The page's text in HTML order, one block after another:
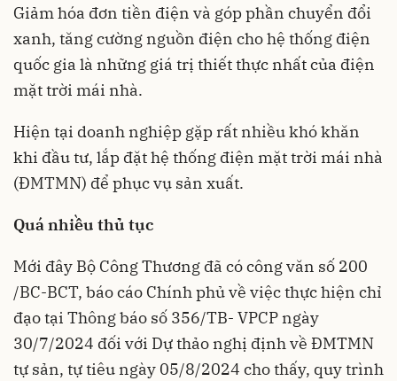
Giảm hóa đơn tiền điện và góp phần chuyển đổi
xanh, tăng cường nguồn điện cho hệ thống điện
quốc gia là những giá trị thiết thực nhất của điện
mặt trời mái nhà.
Hiện tại doanh nghiệp gặp rất nhiều khó khăn
khi đầu tư, lắp đặt hệ thống điện mặt trời mái nhà
(ĐMTMN) để phục vụ sản xuất.
Quá nhiều thủ tục
Mới đây Bộ Công Thương đã có công văn số 200
/BC-BCT, báo cáo Chính phủ về việc thực hiện chỉ
đạo tại Thông báo số 356/TB- VPCP ngày
30/7/2024 đối với Dự thảo nghị định về ĐMTMN
tự sản, tự tiêu ngày 05/8/2024 cho thấy, quy trình